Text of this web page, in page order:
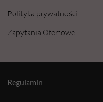
Polityka prywatności
Zapytania Ofertowe
Regulamin